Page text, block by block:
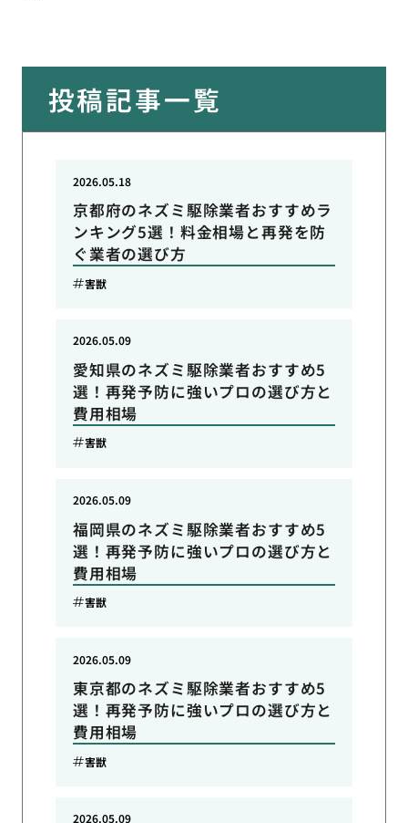
投稿記事一覧
京都府のネズミ駆除業者おすすめラ
ンキング5選！料金相場と再発を防
ぐ業者の選び方
2026.05.18
害獣
愛知県のネズミ駆除業者おすすめ5
選！再発予防に強いプロの選び方と
費用相場
2026.05.09
害獣
福岡県のネズミ駆除業者おすすめ5
選！再発予防に強いプロの選び方と
費用相場
2026.05.09
害獣
東京都のネズミ駆除業者おすすめ5
選！再発予防に強いプロの選び方と
費用相場
2026.05.09
害獣
2026.05.09